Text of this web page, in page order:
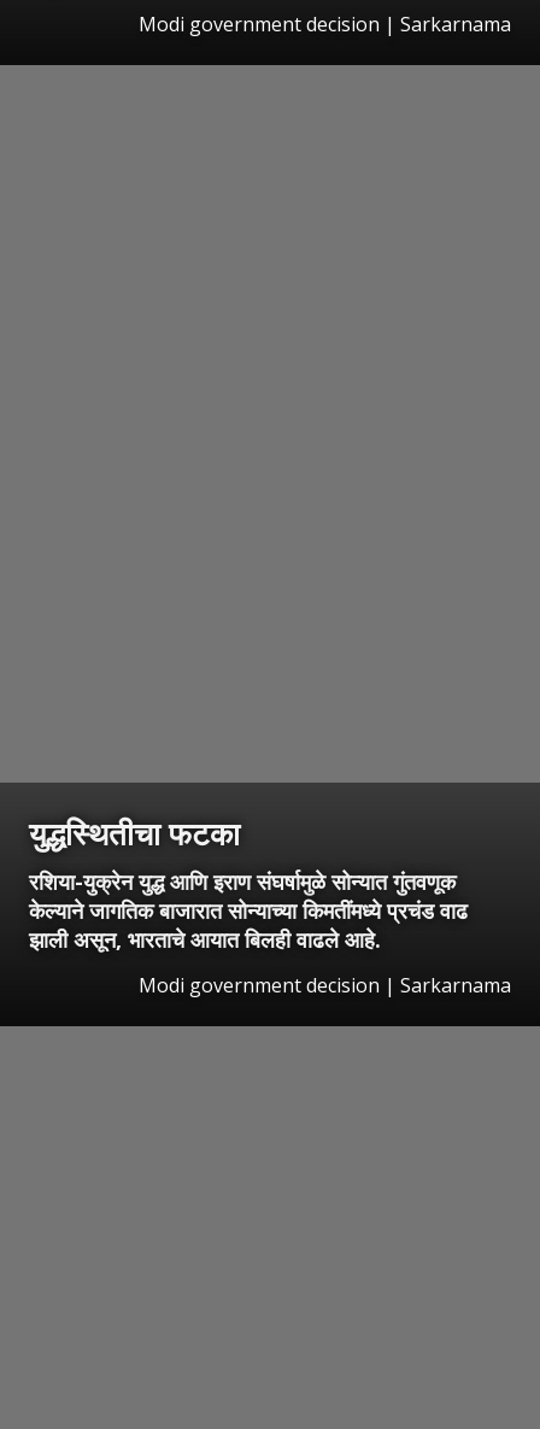
Modi government decision | Sarkarnama
युद्धस्थितीचा फटका
रशिया-युक्रेन युद्ध आणि इराण संघर्षामुळे सोन्यात गुंतवणूक
केल्याने जागतिक बाजारात सोन्याच्या किमतींमध्ये प्रचंड वाढ
झाली असून, भारताचे आयात बिलही वाढले आहे.
Modi government decision | Sarkarnama